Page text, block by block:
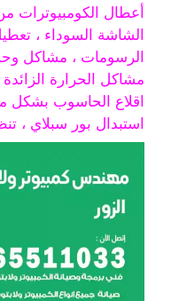
أعطال الكومبيوترات
الشاشة السوداء ،
الرسومات ، مشاكل
مشاكل الحرارة
اقلاع الحاسوب بشكل
استبدال بور سبلاي ،